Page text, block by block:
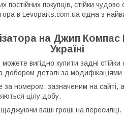
покупців, стійки чудово
в Levoparts.com.ua одна з
на Джип Компас
Україні
вигідно купити задні
добором деталі за
номером, зазначеним на сайті,
цілу добу.
ваші гроші на пересилці.